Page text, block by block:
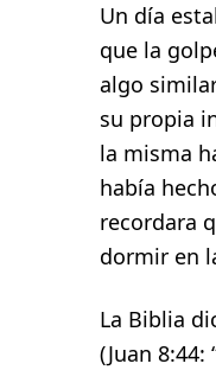
Un día
que la
algo
su propia
la misma
había
recordara
dormir en
La Biblia
(Juan